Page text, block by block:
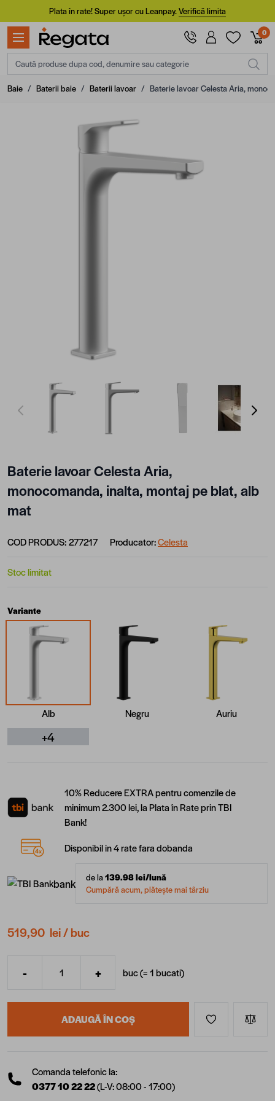
Mergi la ConținutPlata în rate! Super ușor cu Leanpay.Verifică limita
0
Caută produse dupa cod, denumire sau categorie
Baie / Baterii baie / Baterii lavoar / Baterie lavoar Celesta Aria,
View larger imageView larger imageView larger image
Baterie lavoar Celesta Aria,
monocomanda, inalta, montaj pe blat, alb
mat
COD PRODUS:277217 Producator:Celesta
Stoc limitat
Variante
Alb Negru Auriu
+4
10% Reducere EXTRA pentru comenzile de
minimum 2.300 lei, la Plata în Rate prin TBI
Bank!
Disponibil in 4 rate fara dobanda
bank de la139.98lei/lună
Cumpără acum, plătește mai târziu
519,90 lei/ buc
Cantitate
- + buc (=1bucati)
ADAUGĂ ÎN COȘ
Comanda telefonic la:
0377 10 22 22(L-V: 08:00 - 17:00)